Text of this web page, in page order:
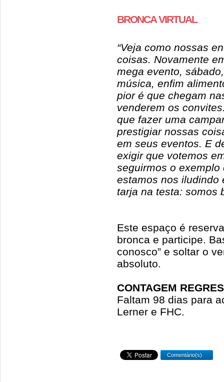
BRONCA VIRTUAL
“Veja como nossas
coisas. Novamente
mega evento,
música, enfim
pior é que chegam
venderem os
que fazer uma
prestigiar nossas
em seus eventos. E
exigir que votemos
seguirmos o
estamos nos iludindo
tarja na testa: somos
Este espaço é
bronca e participe.
conosco” e soltar o
absoluto.
CONTAGEM
Faltam 98 dias para
Lerner e FHC.
Comentário(s)